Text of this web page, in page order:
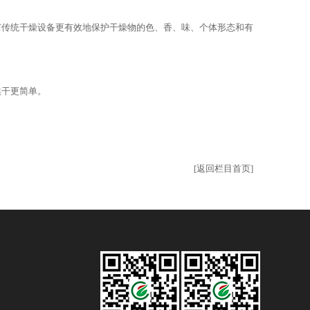
统干燥设备更有效地保护干燥物的色、香、味、个体形态和有
更简单。
[返回栏目首页]